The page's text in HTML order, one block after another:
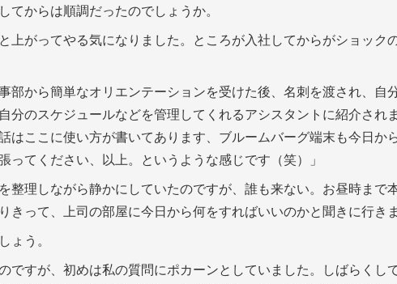
てからは順調だったのでしょうか。
上がってやる気になりました。ところが入社してからがショック
部から簡単なオリエンテーションを受けた後、名刺を渡され、自
分のスケジュールなどを管理してくれるアシスタントに紹介され
はここに使い方が書いてあります、ブルームバーグ端末も今日か
ってください、以上。というような感じです（笑）」
整理しながら静かにしていたのですが、誰も来ない。お昼時まで
きって、上司の部屋に今日から何をすればいいのかと聞きに行きま
ょう。
ですが、初めは私の質問にポカーンとしていました。しばらくし